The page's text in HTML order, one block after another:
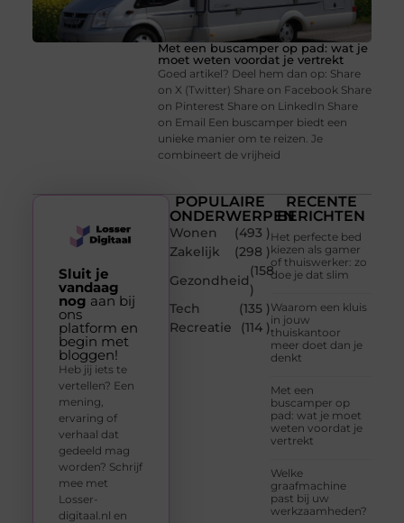
Met een buscamper op pad: wat je
moet weten voordat je vertrekt
Goed artikel? Deel hem dan op: Share
on X (Twitter) Share on Facebook Share
on Pinterest Share on LinkedIn Share
on Email Een buscamper biedt een
unieke manier om te reizen. Je
combineert de vrijheid
POPULAIRE
ONDERWERPEN
Wonen
(493 )
Zakelijk
(298 )
Gezondheid
(158
)
Tech
(135 )
Recreatie
(114 )
RECENTE
BERICHTEN
Het perfecte bed
kiezen als gamer
of thuiswerker: zo
doe je dat slim
Waarom een kluis
in jouw
thuiskantoor
meer doet dan je
denkt
Met een
buscamper op
pad: wat je moet
weten voordat je
vertrekt
Welke
graafmachine
past bij uw
werkzaamheden?
Sluit je
vandaag
nog aan bij
ons
platform en
begin met
bloggen!
Heb jij iets te
vertellen? Een
mening,
ervaring of
verhaal dat
gedeeld mag
worden? Schrijf
mee met
Losser-
digitaal.nl en